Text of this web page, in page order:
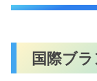
国際ブ